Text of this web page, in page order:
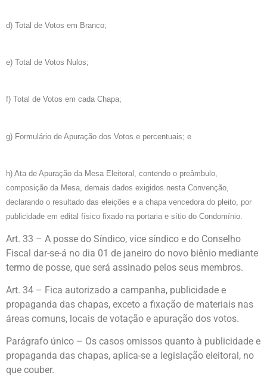
d) Total de Votos em Branco;
e) Total de Votos Nulos;
f) Total de Votos em cada Chapa;
g) Formulário de Apuração dos Votos e percentuais; e
h) Ata de Apuração da Mesa Eleitoral, contendo o preâmbulo,
composição da Mesa, demais dados exigidos nesta Convenção,
declarando o resultado das eleições e a chapa vencedora do pleito, por
publicidade em edital físico fixado na portaria e sítio do Condomínio.
Art. 33 – A posse do Síndico, vice síndico e do Conselho
Fiscal dar-se-á no dia 01 de janeiro do novo biênio mediante
termo de posse, que será assinado pelos seus membros.
Art. 34 – Fica autorizado a campanha, publicidade e
propaganda das chapas, exceto a fixação de materiais nas
áreas comuns, locais de votação e apuração dos votos.
Parágrafo único – Os casos omissos quanto à publicidade e
propaganda das chapas, aplica-se a legislação eleitoral, no
que couber.